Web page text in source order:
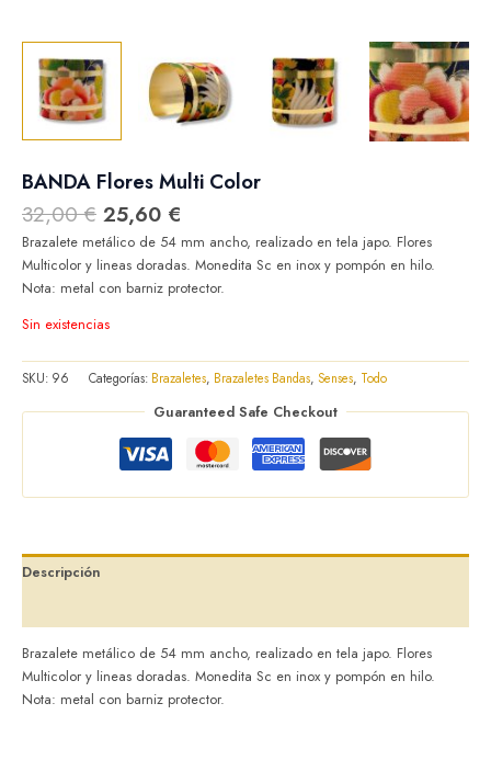
BANDA Flores Multi Color
32,00€ 25,60 €
Brazalete metálico de 54 mm ancho, realizado en tela japo. Flores
Multicolor y lineas doradas. Monedita Sc en inox y pompón en hilo.
Nota: metal con barniz protector.
Sin existencias
SKU: 96 Categorías: Brazaletes, Brazaletes Bandas, Senses, Todo
Guaranteed Safe Checkout
Descripción
Brazalete metálico de 54 mm ancho, realizado en tela japo. Flores
Multicolor y lineas doradas. Monedita Sc en inox y pompón en hilo.
Nota: metal con barniz protector.